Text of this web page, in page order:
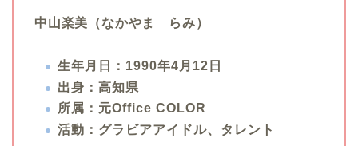
中山楽美（なかやま らみ）
生年月日：1990年4月12日
出身：高知県
所属：元Office COLOR
活動：グラビアアイドル、タレント